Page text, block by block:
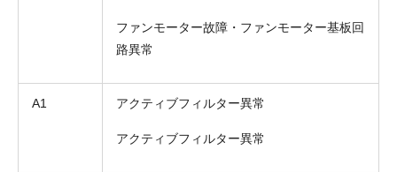
ファンモーター故障・ファンモーター基板回
路異常
A1 アクティブフィルター異常
アクティブフィルター異常